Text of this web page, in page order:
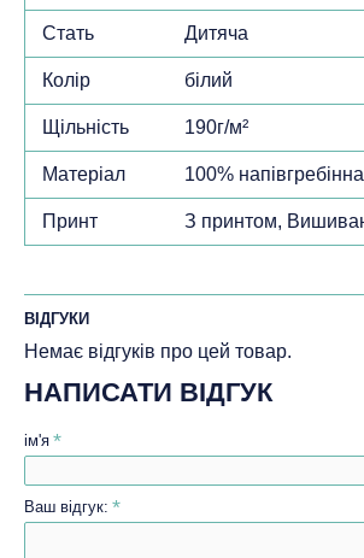
Стать Дитяча
Колір білий
Щільність 190г/м²
Матеріал 100%
Принт З принтом,
ВІДГУКИ
Немає відгуків про цей товар.
НАПИСАТИ ВІДГУК
ім'я
Ваш відгук: